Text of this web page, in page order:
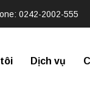
0242-2002-555​
Dịch vụ